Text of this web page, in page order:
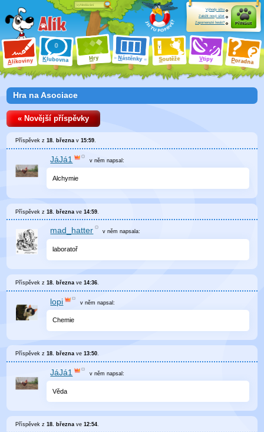
Alíkoviny Klubovna Hry Nástěnky Soutěže Vtipy Poradna
Výhody účtu
Založit nový účet
Zapomenuté heslo?
Přihlásit
Hra na Asociace
« Novější příspěvky
Příspěvek z18. března v15:59.
JáJá1 v něm napsal:
Alchymie
Příspěvek z18. března ve14:59
mad_hatter v němnapsala:
laboratoř
Příspěvek z18. března ve14:36
lopi v něm napsal:
Chemie
Příspěvek z18. března ve13:50.
JáJá1 v něm napsal:
Věda
Příspěvek z18. března ve12:54.